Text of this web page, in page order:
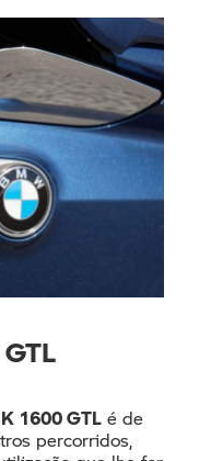
1600 GTLé de
percorridos,